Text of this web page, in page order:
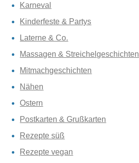
Karneval
Kinderfeste & Partys
Laterne & Co.
Massagen & Streichelgeschichten
Mitmachgeschichten
Nähen
Ostern
Postkarten & Grußkarten
Rezepte süß
Rezepte vegan